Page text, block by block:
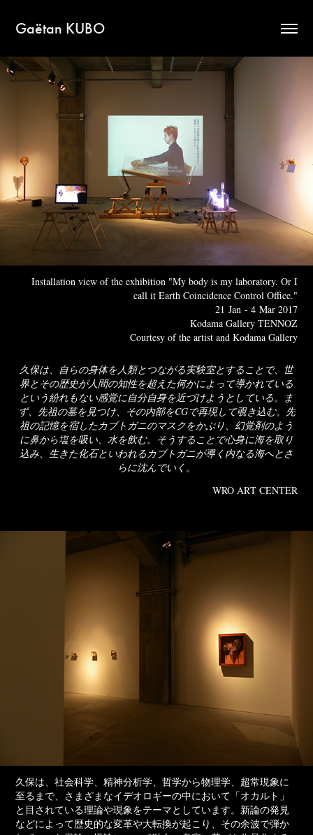
Gaëtan KUBO
Installation view of the exhibition "My body is my laboratory. Or I
call it Earth Coincidence Control Office."
21 Jan - 4 Mar 2017
Kodama Gallery TENNOZ
Courtesy of the artist and Kodama Gallery​​​​​​​
久保は、自らの身体を人類とつながる実験室とすることで、世
界とその歴史が人間の知性を超えた何かによって導かれている
という紛れもない感覚に自分自身を近づけようとしている。ま
ず、先祖の墓を見つけ、その内部をCGで再現して覗き込む。先
祖の記憶を宿したカブトガニのマスクをかぶり、幻覚剤のよう
に鼻から塩を吸い、水を飲む。そうすることで心身に海を取り
込み、生きた化石といわれるカブトガニが導く内なる海へとさ
らに沈んでいく。
WRO ART CENTER
久保は、社会科学、精神分析学、哲学から物理学、超常現象に
至るまで、さまざまなイデオロギーの中において「オカルト」
と目されている理論や現象をテーマとしています。新論の発見
などによって歴史的な変革や大転換が起こり、その余波で弾か